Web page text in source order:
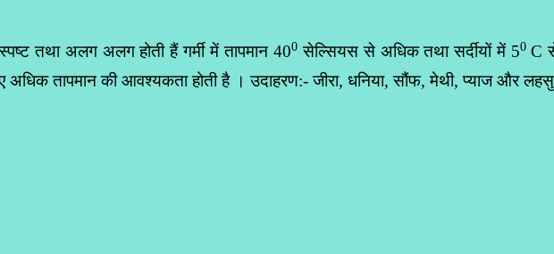
तथा अलग अलग होती हैं गर्मी में तापमान 400सेल्सियस से अधिक तथा सर्दीयों में 50 C
अधिक तापमान की आवश्यकता होती है । उदाहरण:- जीरा, धनिया, सौंफ, मेथी, प्याज और